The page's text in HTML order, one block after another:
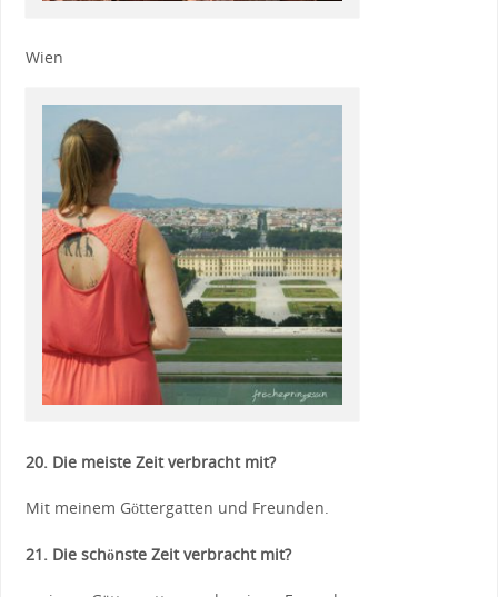
Wien
20. Die meiste Zeit verbracht mit?
Mit meinem Göttergatten und Freunden.
21. Die schönste Zeit verbracht mit?